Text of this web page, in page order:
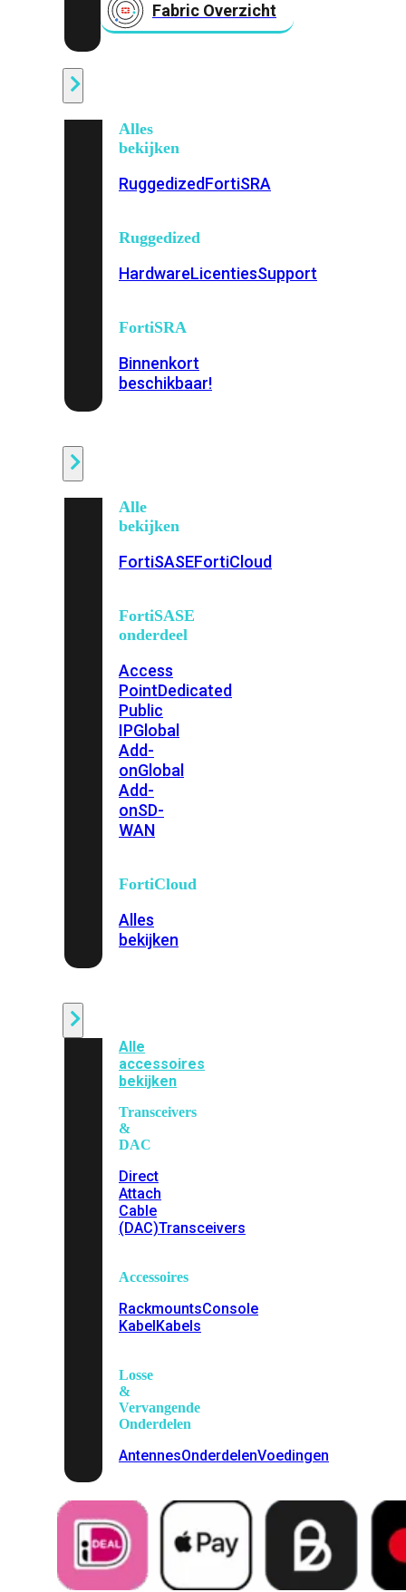
Fabric Overzicht
Alles
bekijken
RuggedizedFortiSRA
Ruggedized
HardwareLicentiesSupport
FortiSRA
Binnenkort
beschikbaar!
Alle
bekijken
FortiSASEFortiCloud
FortiSASE
onderdeel
Access
PointDedicated
Public
IPGlobal
Add-
onGlobal
Add-
onSD-
WAN
FortiCloud
Alles
bekijken
Alle
accessoires
bekijken
Transceivers
&
DAC
Direct
Attach
Cable
(DAC)Transceivers
Accessoires
RackmountsConsole
KabelKabels
Losse
&
Vervangende
Onderdelen
AntennesOnderdelenVoedingen